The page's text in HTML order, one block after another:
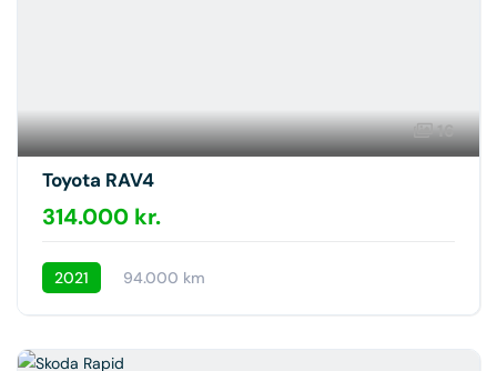
16
Toyota RAV4
314.000 kr.
2021 94.000 km